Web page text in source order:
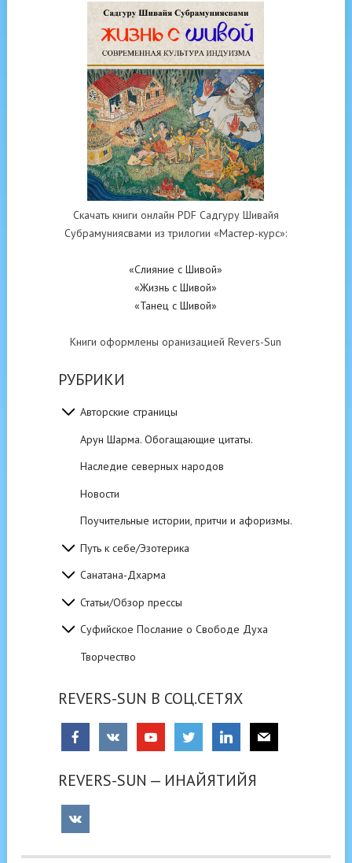
Скачать книги онлайн PDF Садгуру Шивайя
Субрамуниясвами из трилогии «Мастер-курс»:
«Слияние с Шивой»
«Жизнь с Шивой»
«Танец с Шивой»
Книги оформлены оранизацией Revers-Sun
РУБРИКИ
Авторские страницы
Арун Шарма. Обогащающие цитаты.
Наследие северных народов
Новости
Поучительные истории, притчи и афоризмы.
Путь к себе/Эзотерика
Санатана-Дхарма
Статьи/Обзор прессы
Суфийское Послание о Свободе Духа
Творчество
REVERS-SUN В СОЦ.СЕТЯХ
REVERS-SUN — ИНАЙЯТИЙЯ